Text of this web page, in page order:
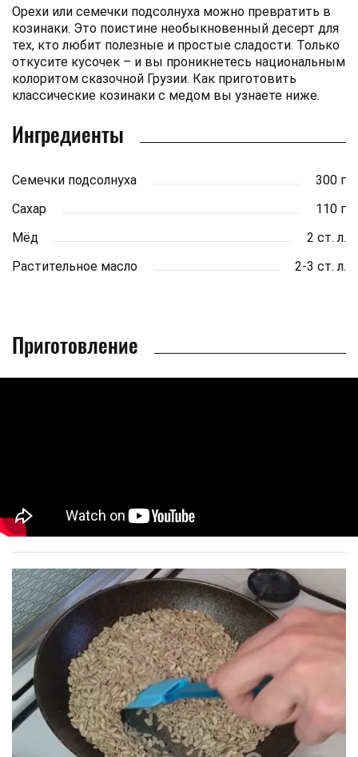
Орехи или семечки подсолнуха можно превратить в
козинаки. Это поистине необыкновенный десерт для
тех, кто любит полезные и простые сладости. Только
откусите кусочек – и вы проникнетесь национальным
колоритом сказочной Грузии. Как приготовить
классические козинаки с медом вы узнаете ниже.
Ингредиенты
Семечки подсолнуха
300 г
Сахар
110 г
Мёд
2 ст. л.
Растительное масло
2-3 ст. л.
Приготовление